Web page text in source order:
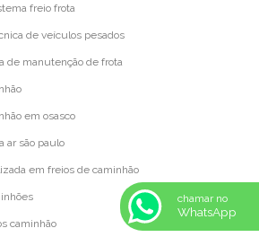
freio frota
de veículos pesados
de manutenção de frota
em osasco
ar são paulo
em freios de caminhão
caminhão
chamar no
WhatsApp